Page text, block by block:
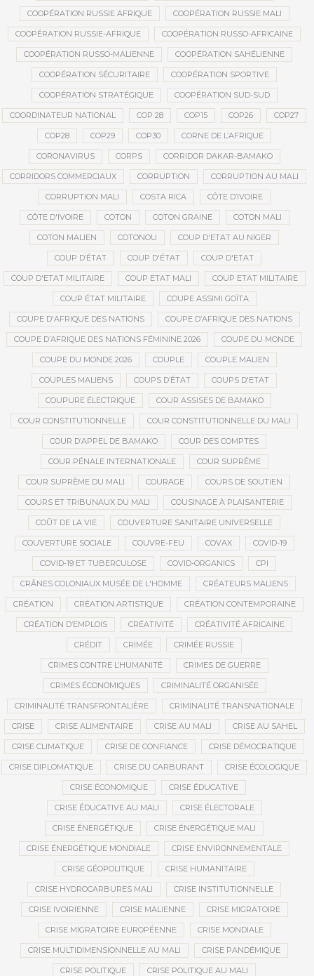
COOPÉRATION RUSSIE AFRIQUE COOPÉRATION RUSSIE MALI
COOPÉRATION RUSSIE-AFRIQUE COOPÉRATION RUSSO-AFRICAINE
COOPÉRATION RUSSO-MALIENNE COOPÉRATION SAHÉLIENNE
COOPÉRATION SÉCURITAIRE COOPÉRATION SPORTIVE
COOPÉRATION STRATÉGIQUE COOPÉRATION SUD-SUD
COORDINATEUR NATIONAL COP 28 COP15 COP26 COP27
COP28 COP29 COP30 CORNE DE L’AFRIQUE
CORONAVIRUS CORPS CORRIDOR DAKAR-BAMAKO
CORRIDORS COMMERCIAUX CORRUPTION CORRUPTION AU MALI
CORRUPTION MALI COSTA RICA CÔTE D’IVOIRE
CÔTE D'IVOIRE COTON COTON GRAINE COTON MALI
COTON MALIEN COTONOU COUP D'ETAT AU NIGER
COUP D’ÉTAT COUP D'ÉTAT COUP D'ETAT
COUP D'ETAT MILITAIRE COUP ETAT MALI COUP ETAT MILITAIRE
COUP ÉTAT MILITAIRE COUPE ASSIMI GOÏTA
COUPE D'AFRIQUE DES NATIONS COUPE D’AFRIQUE DES NATIONS
COUPE D’AFRIQUE DES NATIONS FÉMININE 2026 COUPE DU MONDE
COUPE DU MONDE 2026 COUPLE COUPLE MALIEN
COUPLES MALIENS COUPS D’ÉTAT COUPS D'ETAT
COUPURE ÉLECTRIQUE COUR ASSISES DE BAMAKO
COUR CONSTITUTIONNELLE COUR CONSTITUTIONNELLE DU MALI
COUR D’APPEL DE BAMAKO COUR DES COMPTES
COUR PÉNALE INTERNATIONALE COUR SUPRÊME
COUR SUPRÊME DU MALI COURAGE COURS DE SOUTIEN
COURS ET TRIBUNAUX DU MALI COUSINAGE À PLAISANTERIE
COÛT DE LA VIE COUVERTURE SANITAIRE UNIVERSELLE
COUVERTURE SOCIALE COUVRE-FEU COVAX COVID-19
COVID-19 ET TUBERCULOSE COVID-ORGANICS CPI
CRÂNES COLONIAUX MUSÉE DE L'HOMME CRÉATEURS MALIENS
CRÉATION CRÉATION ARTISTIQUE CRÉATION CONTEMPORAINE
CRÉATION D’EMPLOIS CRÉATIVITÉ CRÉATIVITÉ AFRICAINE
CRÉDIT CRIMÉE CRIMÉE RUSSIE
CRIMES CONTRE L’HUMANITÉ CRIMES DE GUERRE
CRIMES ÉCONOMIQUES CRIMINALITÉ ORGANISÉE
CRIMINALITÉ TRANSFRONTALIÈRE CRIMINALITÉ TRANSNATIONALE
CRISE CRISE ALIMENTAIRE CRISE AU MALI CRISE AU SAHEL
CRISE CLIMATIQUE CRISE DE CONFIANCE CRISE DÉMOCRATIQUE
CRISE DIPLOMATIQUE CRISE DU CARBURANT CRISE ÉCOLOGIQUE
CRISE ÉCONOMIQUE CRISE ÉDUCATIVE
CRISE ÉDUCATIVE AU MALI CRISE ÉLECTORALE
CRISE ÉNERGÉTIQUE CRISE ÉNERGÉTIQUE MALI
CRISE ÉNERGÉTIQUE MONDIALE CRISE ENVIRONNEMENTALE
CRISE GÉOPOLITIQUE CRISE HUMANITAIRE
CRISE HYDROCARBURES MALI CRISE INSTITUTIONNELLE
CRISE IVOIRIENNE CRISE MALIENNE CRISE MIGRATOIRE
CRISE MIGRATOIRE EUROPÉENNE CRISE MONDIALE
CRISE MULTIDIMENSIONNELLE AU MALI CRISE PANDÉMIQUE
CRISE POLITIQUE CRISE POLITIQUE AU MALI